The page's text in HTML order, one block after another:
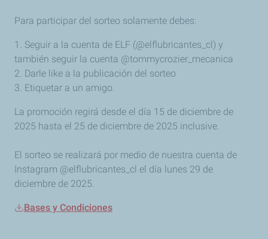
Para participar del sorteo solamente debes:
1. Seguir a la cuenta de ELF (@elflubricantes_cl) y
también seguir la cuenta @tommycrozier_mecanica
2. Darle like a la publicación del sorteo
3. Etiquetar a un amigo.
La promoción regirá desde el día 15 de diciembre de
2025 hasta el 25 de diciembre de 2025 inclusive.
El sorteo se realizará por medio de nuestra cuenta de
Instagram @elflubricantes_cl el día lunes 29 de
diciembre de 2025.
Bases y Condiciones